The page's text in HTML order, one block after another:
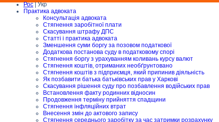
Рос| Укр
Практика адвоката
Консультація адвоката
Стягнення заробітної плати
Скасування штрафу ДПС
Статті і практика адвоката
Зменшення суми боргу за позовом податкової
Додаткова постанова суду в податковому спорі
Стягнення боргу з урахуванням коливань курсу валют
Стягнення коштів, отриманих необґрунтовано
Стягнення коштів з підприємця, який припинив діяльність
Як позбавити батька батьківських прав у Харкові
Скасування рішення суду про позбавлення водійських прав
Встановлення факту родинних відносин
Продовження терміну прийняття спадщини
Стягнення інфляційних втрат
Внесення змін до актового запису
Стягнення середнього заробітку за час затримки розрахунку